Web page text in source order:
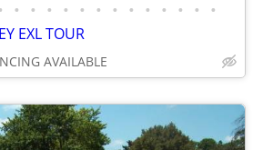
• • • • • • • • • • • • •
EXL TOUR
AVAILABLE